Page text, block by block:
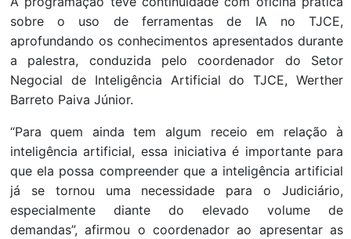
sobre o uso de ferramentas de IA no TJCE,
aprofundando os conhecimentos apresentados durante
a palestra, conduzida pelo coordenador do Setor
Negocial de Inteligência Artificial do TJCE, Werther
Barreto Paiva Júnior.
“Para quem ainda tem algum receio em relação à
inteligência artificial, essa iniciativa é importante para
que ela possa compreender que a inteligência artificial
já se tornou uma necessidade para o Judiciário,
especialmente diante do elevado volume de
demandas”, afirmou o coordenador ao apresentar as